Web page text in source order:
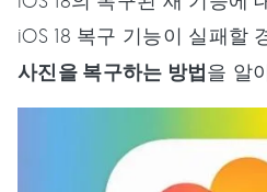
iOS 18 복구 기능이 실패할
사진을 복구하는 방법을 알